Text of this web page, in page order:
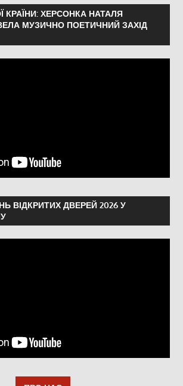
українська війна
КРАЇНИ: ХЕРСОНКА НАТАЛЯ
МУЗИЧНО ПОЕТИЧНИЙ ЗАХІД
ВІДКРИТИХ ДВЕРЕЙ 2026 У